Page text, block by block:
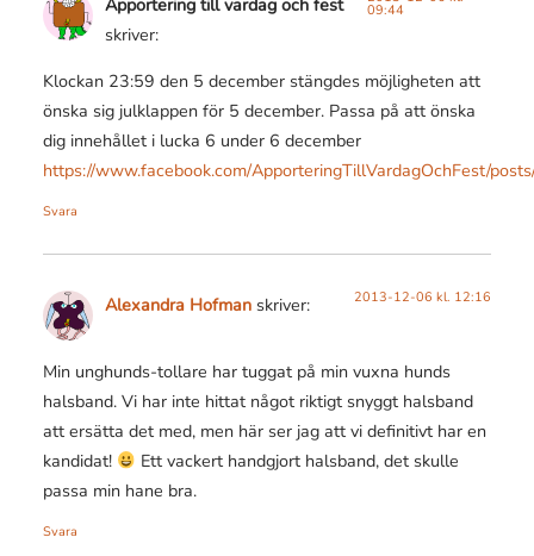
skriver:
09:44
Klockan 23:59 den 5 december stängdes möjligheten att
önska sig julklappen för 5 december. Passa på att önska
dig innehållet i lucka 6 under 6 december
https://www.facebook.com/ApporteringTillVardagOchFest/
Svara
Alexandra Hofman skriver: 2013-12-06 kl. 12:16
Min unghunds-tollare har tuggat på min vuxna hunds
halsband. Vi har inte hittat något riktigt snyggt halsband
att ersätta det med, men här ser jag att vi definitivt har en
kandidat!
Ett vackert handgjort halsband, det skulle
passa min hane bra.
Svara